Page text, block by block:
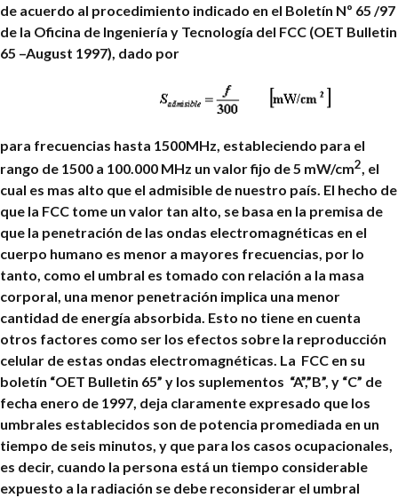
de acuerdo al procedimiento indicado en el Boletín Nº 65 /97
de la Oficina de Ingeniería y Tecnología del FCC (OET Bulletin
65 –August 1997), dado por
para frecuencias hasta 1500MHz, estableciendo para el
rango de 1500 a 100.000 MHz un valor fijo de 5 mW/cm2, el
cual es mas alto que el admisible de nuestro país. El hecho de
que la FCC tome un valor tan alto, se basa en la premisa de
que la penetración de las ondas electromagnéticas en el
cuerpo humano es menor a mayores frecuencias, por lo
tanto, como el umbral es tomado con relación a la masa
corporal, una menor penetración implica una menor
cantidad de energía absorbida. Esto no tiene en cuenta
otros factores como ser los efectos sobre la reproducción
celular de estas ondas electromagnéticas. La FCC en su
boletín “OET Bulletin 65” y los suplementos “A”,”B”, y “C” de
fecha enero de 1997, deja claramente expresado que los
umbrales establecidos son de potencia promediada en un
tiempo de seis minutos, y que para los casos ocupacionales,
es decir, cuando la persona está un tiempo considerable
expuesto a la radiación se debe reconsiderar el umbral